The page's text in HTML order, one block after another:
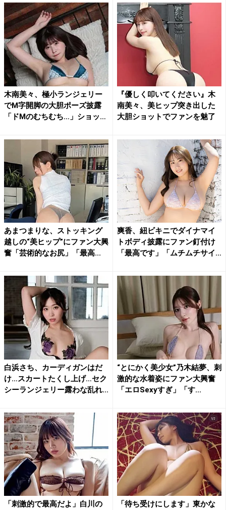
木南美々、極小ランジェリー
でM字開脚の大胆ポーズ披露
「ドMのむちむち…」ショッ
『優しく叩いてください』木
南美々、美ヒップ突き出した
大胆ショットでファンを魅了
あまつまりな、ストッキング
越しの“美ヒップ”にファン大興
奮「芸術的なお尻」「最高...
爽香、紐ビキニでダイナマイ
トボディ披露にファン釘付け
「最高です」「ムチムチサイ
白浜さち、カーディガンはだ
け…スカートたくし上げ…セク
シーランジェリー露わな乱れ...
“とにかく美少女”乃木結夢、刺
激的な水着姿にファン大興奮
「エロSexyすぎ」「す...
「刺激的で最高だよ」白川の
「待ち受けにします」東かな